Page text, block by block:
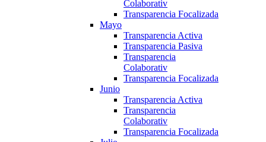
Colaborativ
Transparencia Focalizada
Mayo
Transparencia Activa
Transparencia Pasiva
Transparencia
Colaborativ
Transparencia Focalizada
Junio
Transparencia Activa
Transparencia
Colaborativ
Transparencia Focalizada